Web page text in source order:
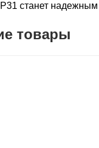
станет надежным
товары